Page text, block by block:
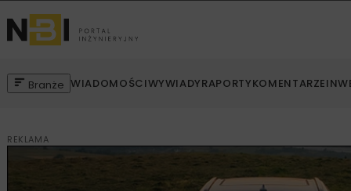
Branże WIADOMOŚCIWYWIADYRAPORTYKOMENTARZE
REKLAMA